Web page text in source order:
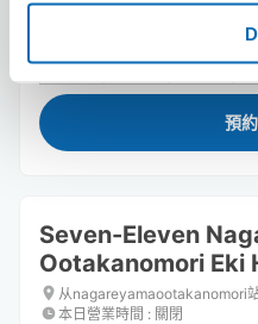
利用
預
Seven-Eleven
Ootakanomori Eki
从nagareyamaootakanomori
本日營業時間 : 關閉